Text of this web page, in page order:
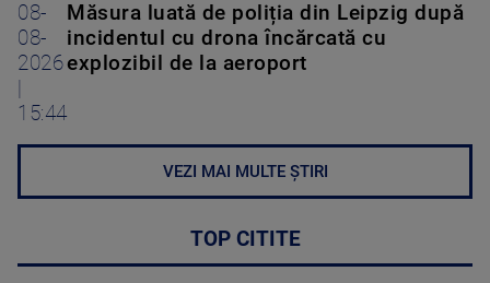
08-
08-
2026
15:44
Măsura luată de poliția din Leipzig după
incidentul cu drona încărcată cu
explozibil de la aeroport
VEZI MAI MULTE ȘTIRI
TOP CITITE